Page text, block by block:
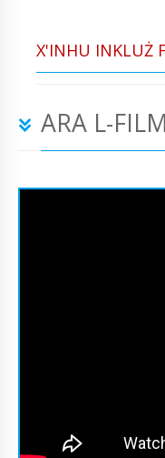
X'INHU INKLUŻ
ARA L-